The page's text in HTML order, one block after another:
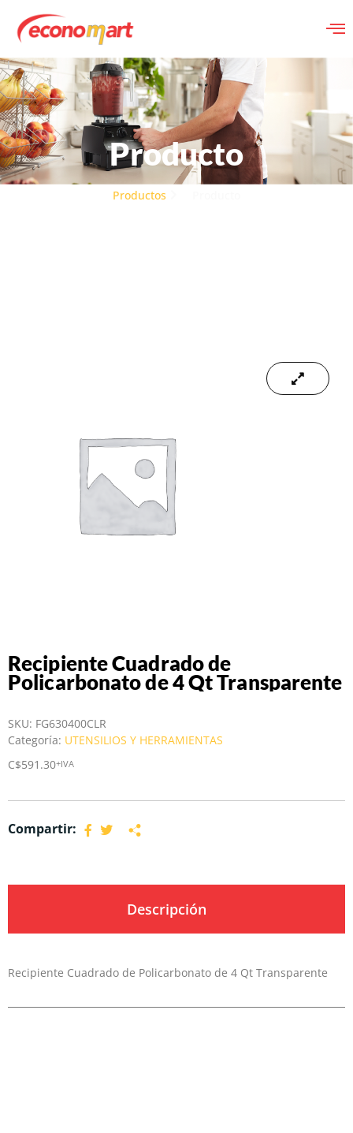
Producto
Productos
Recipiente Cuadrado de
Policarbonato de 4 Qt Transparente
SKU: FG630400CLR
Categoría: UTENSILIOS Y HERRAMIENTAS
C$591.30+IVA
Compartir:
Descripción
Recipiente Cuadrado de Policarbonato de 4 Qt Transparente